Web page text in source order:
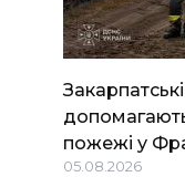
пожежі у
05.08.2026